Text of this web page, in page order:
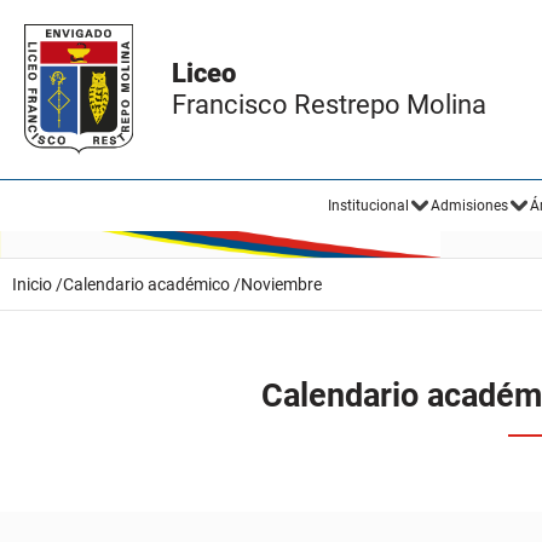
Liceo
Francisco Restrepo Molina
Institucional Admisiones
Inicio /Calendario académico /Noviembre
Calendario